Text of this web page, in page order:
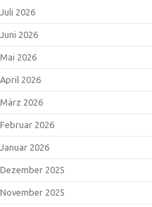
Juli 2026
Juni 2026
Mai 2026
April 2026
März 2026
Februar 2026
Januar 2026
Dezember 2025
November 2025